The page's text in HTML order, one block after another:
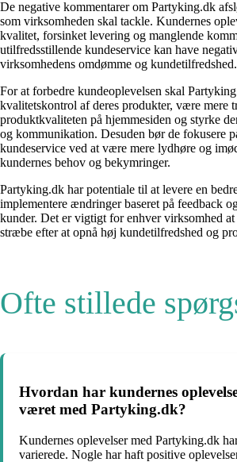
De negative kommentarer om Partyking.dk
som virksomheden skal tackle. Kundernes
kvalitet, forsinket levering og manglende
utilfredsstillende kundeservice kan have
virksomhedens omdømme og kundetilfredshed.
For at forbedre kundeoplevelsen skal
kvalitetskontrol af deres produkter, være mere
produktkvaliteten på hjemmesiden og styrke
og kommunikation. Desuden bør de fokusere
kundeservice ved at være mere lydhøre og
kundernes behov og bekymringer.
Partyking.dk har potentiale til at levere en
implementere ændringer baseret på feedback
kunder. Det er vigtigt for enhver virksomhed
stræbe efter at opnå høj kundetilfredshed og
Ofte stillede
Hvordan har kundernes
været med Partyking.dk?
Kundernes oplevelser med Partyking.dk
varierede. Nogle har haft positive